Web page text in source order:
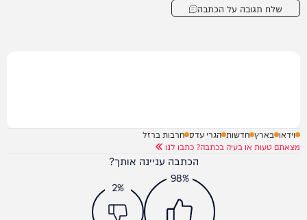
שלח תגובה על הכתבה
וידאו בארץ חדשות הגרי עדס חרבות ברזל
מצאתם טעות או בעיה בכתבה? כתבו לנו
הכתבה עניינה אותך?
98%
2%